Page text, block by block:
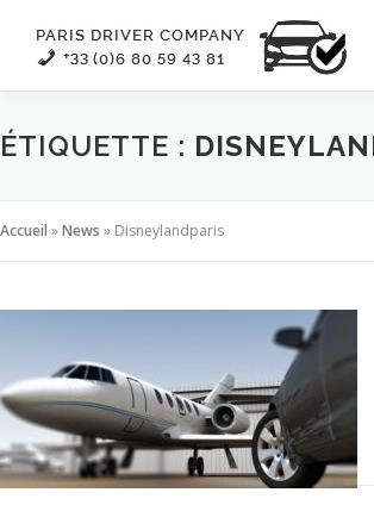
contenu
ÉTIQUETTE :
Accueil »News » Disneylandparis